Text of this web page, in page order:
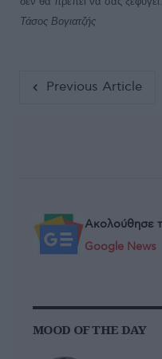
Τάσος Βογιατζής
Previous Article
Ακολούθησε
Google News
MOOD OF THE DAY